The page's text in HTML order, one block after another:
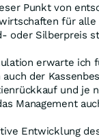
Punkt von
für
oder Silberpreis
erwarte ich
der
und je
Management
Entwicklung